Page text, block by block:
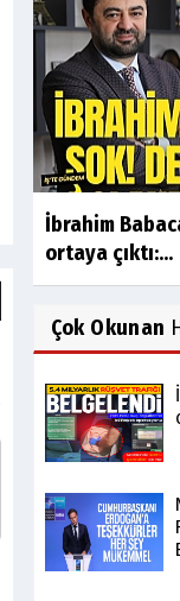
İbrahim
ortaya çıktı:...
Çok Okunan